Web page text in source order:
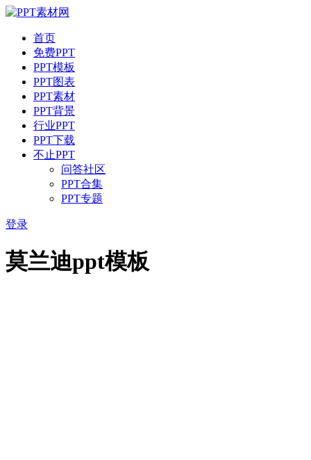
首页
免费PPT
PPT模板
PPT图表
PPT素材
PPT背景
行业PPT
PPT下载
不止PPT
问答社区
PPT合集
PPT专题
登录
莫兰迪ppt模板